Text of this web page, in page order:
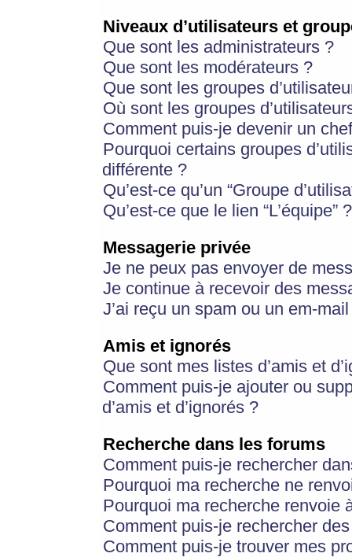
Niveaux d’utilisateurs et
Que sont les administrateurs ?
Que sont les modérateurs ?
Que sont les groupes
Où sont les groupes
Comment puis-je devenir un
Pourquoi certains groupes
différente ?
Qu’est-ce qu’un “Groupe
Qu’est-ce que le lien “L’équipe” ?
Messagerie privée
Je ne peux pas envoyer de
Je continue à recevoir des
J’ai reçu un spam ou un em-
Amis et ignorés
Que sont mes listes d’amis et
Comment puis-je ajouter ou
d’amis et d’ignorés ?
Recherche dans les forums
Comment puis-je rechercher
Pourquoi ma recherche ne
Pourquoi ma recherche renvoie
Comment puis-je rechercher
Comment puis-je trouver mes